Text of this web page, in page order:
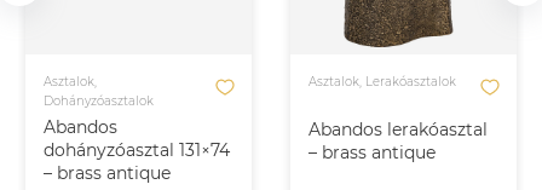
Abandos
dohányzóasztal 131×74
– brass antique
Asztalok,
Dohányzóasztalok
Abandos lerakóasztal
– brass antique
Asztalok, Lerakóasztalok